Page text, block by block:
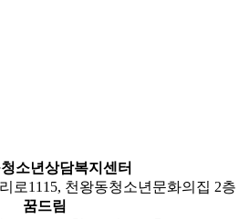
소년상담복지센터
로1115, 천왕동청소년문화의집 2층
꿈드림